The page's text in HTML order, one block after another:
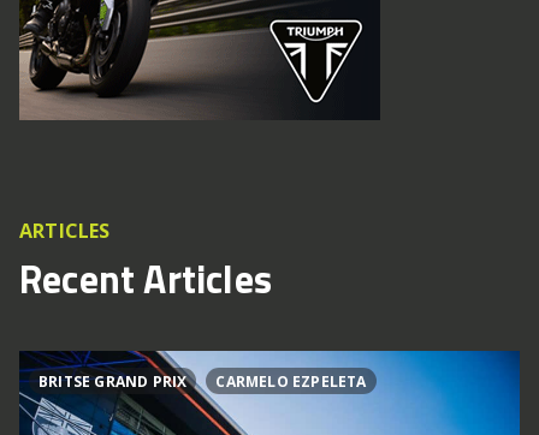
ARTICLES
Recent Articles
BRITSE GRAND PRIX CARMELO EZPELETA